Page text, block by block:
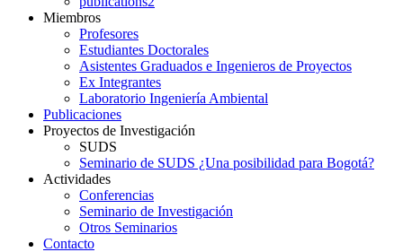
Miembros
Profesores
Estudiantes Doctorales
Asistentes Graduados e Ingenieros de Proyectos
Ex Integrantes
Laboratorio Ingeniería Ambiental
Publicaciones
Proyectos de Investigación
SUDS
Seminario de SUDS ¿Una posibilidad para Bogotá?
Actividades
Conferencias
Seminario de Investigación
Otros Seminarios
Contacto